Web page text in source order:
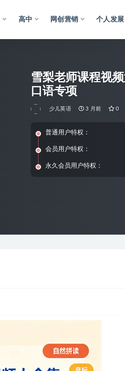
高中 网创营销 个人发展
雪梨老师课程视
口语专项
少儿英语 3 月前 0
普通用户特权：
会员用户特权：
永久会员用户特权：